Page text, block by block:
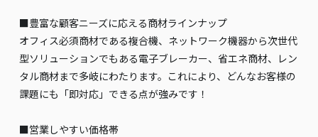
■豊富な顧客ニーズに応える商材ラインナップ
オフィス必須商材である複合機、ネットワーク機器から次世代
型ソリューションでもある電子ブレーカー、省エネ商材、レン
タル商材まで多岐にわたります。これにより、どんなお客様の
課題にも「即対応」できる点が強みです！
■営業しやすい価格帯